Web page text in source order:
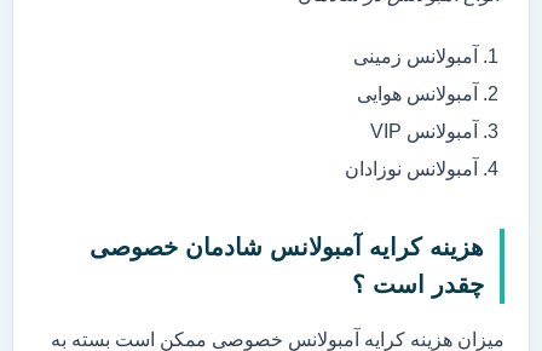
آمبولانس زمینی
آمبولانس هوایی
آمبولانس VIP
آمبولانس نوزادان
هزینه کرایه آمبولانس شادمان خصوصی
چقدر است ؟
میزان هزینه کرایه آمبولانس خصوصی ممکن است بسته به